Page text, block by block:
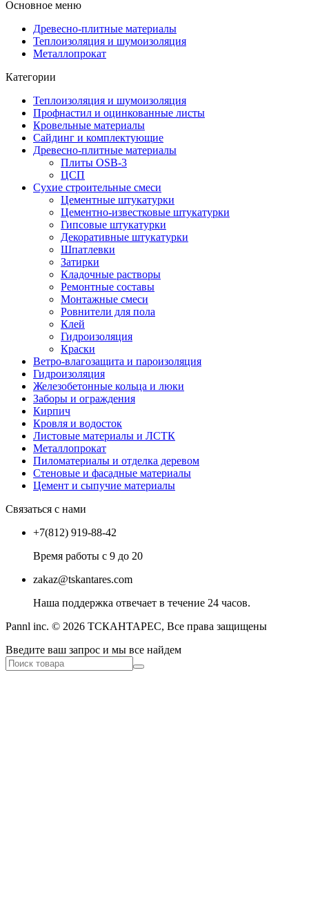
Основное меню
Древесно-плитные материалы
Теплоизоляция и шумоизоляция
Металлопрокат
Категории
Теплоизоляция и шумоизоляция
Профнастил и оцинкованные листы
Кровельные материалы
Сайдинг и комплектующие
Древесно-плитные материалы
Плиты OSB-3
ЦСП
Сухие строительные смеси
Цементные штукатурки
Цементно-известковые штукатурки
Гипсовые штукатурки
Декоративные штукатурки
Шпатлевки
Затирки
Кладочные растворы
Ремонтные составы
Монтажные смеси
Ровнители для пола
Клей
Гидроизоляция
Краски
Ветро-влагозащита и пароизоляция
Гидроизоляция
Железобетонные кольца и люки
Заборы и ограждения
Кирпич
Кровля и водосток
Листовые материалы и ЛСТК
Металлопрокат
Пиломатериалы и отделка деревом
Стеновые и фасадные материалы
Цемент и сыпучие материалы
Связаться с нами
+7(812) 919-88-42
Время работы с 9 до 20
zakaz@tskantares.com
Наша поддержка отвечает в течение 24 часов.
Pannl inc. © 2026 ТСКАНТАРЕС, Все права защищены
Введите ваш запрос и мы все найдем